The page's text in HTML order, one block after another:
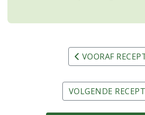
VOORAF
VOLGENDE RECEPT